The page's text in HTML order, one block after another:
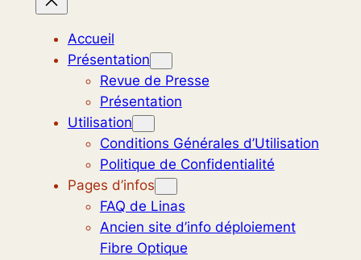
Accueil
Présentation
Revue de Presse
Présentation
Utilisation
Conditions Générales d’Utilisation
Politique de Confidentialité
Pages d’infos
FAQ de Linas
Ancien site d’info déploiement
Fibre Optique